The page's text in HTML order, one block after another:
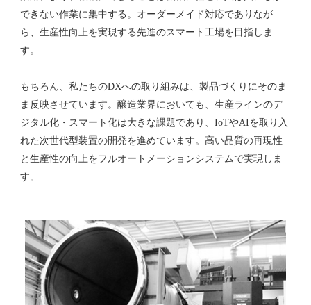
できない作業に集中する。オーダーメイド対応でありなが
ら、生産性向上を実現する先進のスマート工場を目指しま
す。
もちろん、私たちのDXへの取り組みは、製品づくりにそのま
ま反映させています。醸造業界においても、生産ラインのデ
ジタル化・スマート化は大きな課題であり、IoTやAIを取り入
れた次世代型装置の開発を進めています。高い品質の再現性
と生産性の向上をフルオートメーションシステムで実現しま
す。